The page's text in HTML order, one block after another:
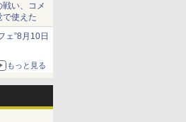
い、コメ
使えた
ェ”8月10日
もっと見る